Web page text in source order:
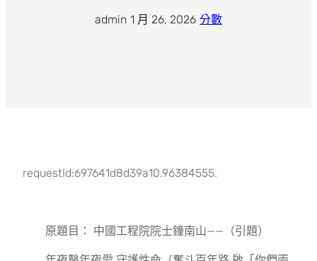
admin 1 月 26, 2026 分數
requestId:697641d8d39a10.96384555.
原題目： 中國工程院院士鐘南山——（引題）